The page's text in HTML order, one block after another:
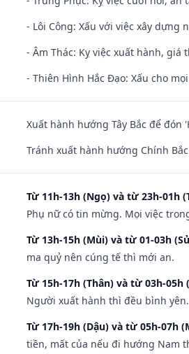
- Lôi Công: Xấu với việc xây dựng
- Âm Thác: Kỵ việc xuất hành, giá
- Thiên Hình Hắc Đạo: Xấu cho
Xuất hành hướng Tây Bắc để đón
Tránh xuất hành hướng Chính
Từ 11h-13h (Ngọ) và từ 23h-01h
Phụ nữ có tin mừng. Mọi việc
Từ 13h-15h (Mùi) và từ 01-03h
ma quỷ nên cúng tế thì mới an.
Từ 15h-17h (Thân) và từ 03h-05h
Người xuất hành thì đều bình yên.
Từ 17h-19h (Dậu) và từ 05h-07h
tiền, mất của nếu đi hướng Nam